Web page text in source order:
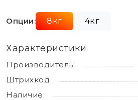
Опции: 8кг 4кг
Характеристики
Производитель:
Штрихкод
Наличие: